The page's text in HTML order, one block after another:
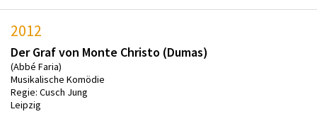
2012
Der Graf von Monte Christo (Dumas)
(Abbé Faria)
Musikalische Komödie
Regie: Cusch Jung
Leipzig